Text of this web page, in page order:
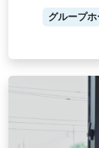
グループホ